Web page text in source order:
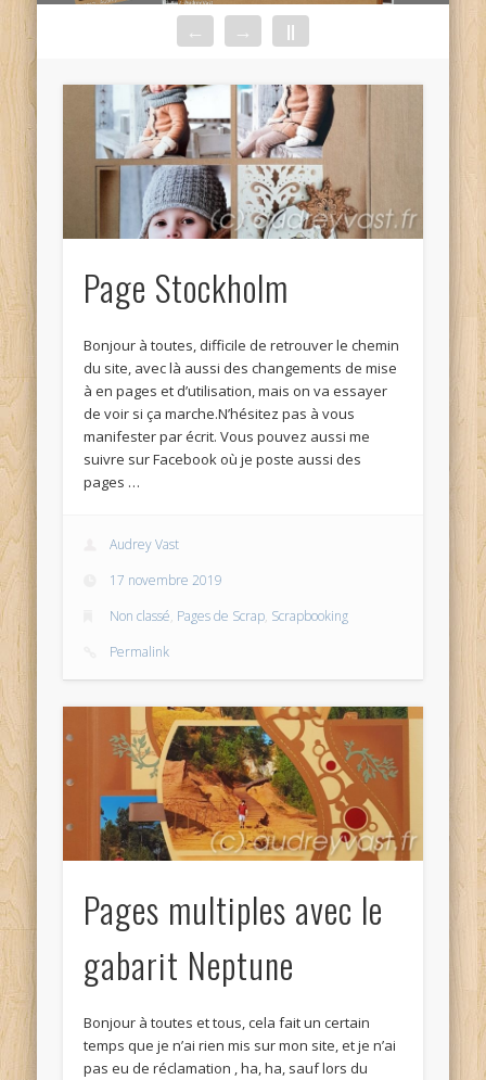
← → ||
Page Stockholm
Bonjour à toutes, difficile de retrouver le chemin
du site, avec là aussi des changements de mise
à en pages et d’utilisation, mais on va essayer
de voir si ça marche.N’hésitez pas à vous
manifester par écrit. Vous pouvez aussi me
suivre sur Facebook où je poste aussi des
pages …
Audrey Vast
17 novembre 2019
Non classé, Pages de Scrap, Scrapbooking
Permalink
Pages multiples avec le
gabarit Neptune
Bonjour à toutes et tous, cela fait un certain
temps que je n’ai rien mis sur mon site, et je n’ai
pas eu de réclamation , ha, ha, sauf lors du